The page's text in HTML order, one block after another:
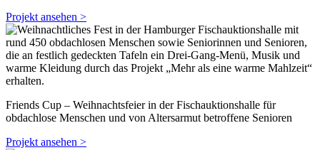
Projekt ansehen >
Friends Cup – Weihnachtsfeier in der Fischauktionshalle für
obdachlose Menschen und von Altersarmut betroffene Senioren
Projekt ansehen >